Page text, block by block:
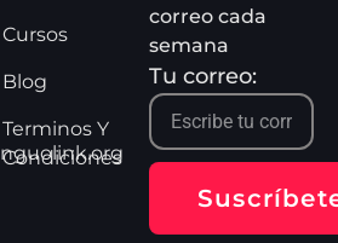
Cursos
Blog
Terminos Y
Condiciones
correo cada
semana
Tu correo: